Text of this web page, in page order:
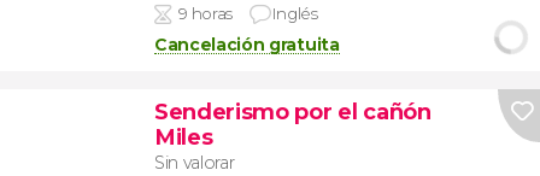
9 horas Inglés
Cancelación gratuita
Senderismo por el cañón
Miles
Sin valorar